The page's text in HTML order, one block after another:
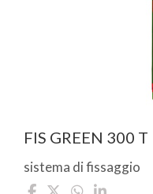
FIS GREEN 300 T
sistema di fissaggio